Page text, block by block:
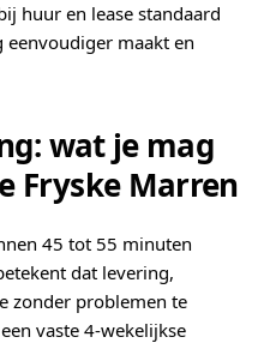
huur en lease standaard
maakt en
wat je mag
Fryske Marren
45 tot 55 minuten
dat levering,
zonder problemen te
vaste 4-wekelijkse